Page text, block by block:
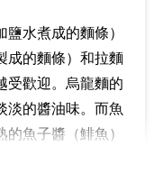
水煮成的麵條）
成的麵條）和拉麵
受歡迎。烏龍麵的
淡的醬油味。而魚
魚子醬（鯡魚）